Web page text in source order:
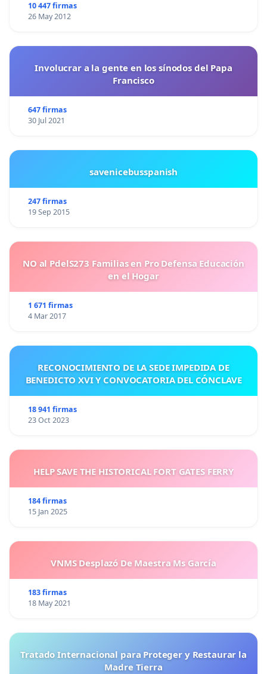
10 447 firmas
26 May 2012
Involucrar a la gente en los sínodos del Papa
Francisco
647 firmas
30 Jul 2021
savenicebusspanish
247 firmas
19 Sep 2015
NO al PdelS273 Familias en Pro Defensa Educación
en el Hogar
1 671 firmas
4 Mar 2017
RECONOCIMIENTO DE LA SEDE IMPEDIDA DE
BENEDICTO XVI Y CONVOCATORIA DEL CÓNCLAVE
18 941 firmas
23 Oct 2023
HELP SAVE THE HISTORICAL FORT GATES FERRY
184 firmas
15 Jan 2025
VNMS Desplazó De Maestra Ms García
183 firmas
18 May 2021
Tratado Internacional para Proteger y Restaurar la
Madre Tierra